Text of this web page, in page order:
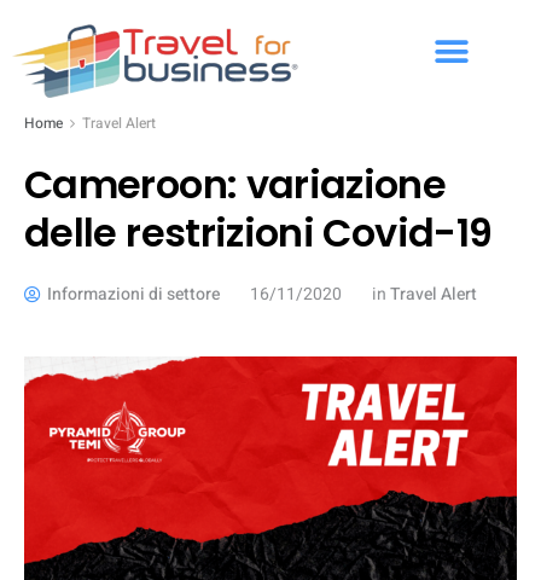
Home Travel Alert
Cameroon: variazione
delle restrizioni Covid-19
Informazioni di settore 16/11/2020 inTravel Alert